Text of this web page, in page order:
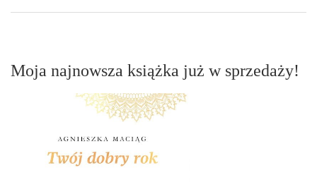
Moja najnowsza książka już w sprzedaży!